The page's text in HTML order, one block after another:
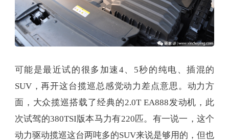
可能是最近试的很多加速4、5秒的纯电、插混的
SUV，再开这台揽巡总感觉动力差点意思。动力方
面，大众揽巡搭载了经典的2.0T EA888发动机，此
次试驾的380TSI版本马力有220匹。有一说一，这个
动力驱动揽巡这台两吨多的SUV来说是够用的，但也